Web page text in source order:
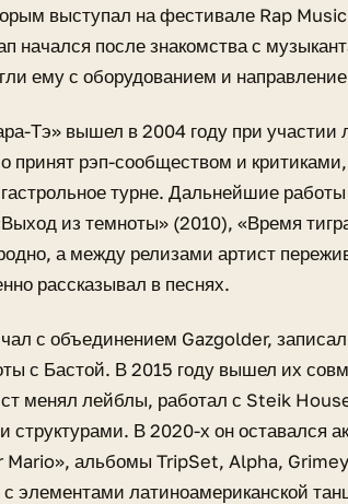
выступал на фестивале Rap
после знакомства с
ему с оборудованием и
Тэ» вышел в 2004 году при участии
рэп-сообществом и критиками,
турне. Дальнейшие
из темноты» (2010), «Время
а между релизами артист
рассказывал в песнях.
с объединением Gazgolder,
с Бастой. В 2015 году вышел их
менял лейблы, работал с Steik
В 2020-х он оставался
альбомы TripSet, Alpha,
элементами латиноамериканской